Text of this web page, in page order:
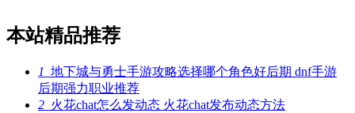
本站精品推荐
1 地下城与勇士手游攻略选择哪个角色好后期 dnf手游
后期强力职业推荐
2 火花chat怎么发动态 火花chat发布动态方法